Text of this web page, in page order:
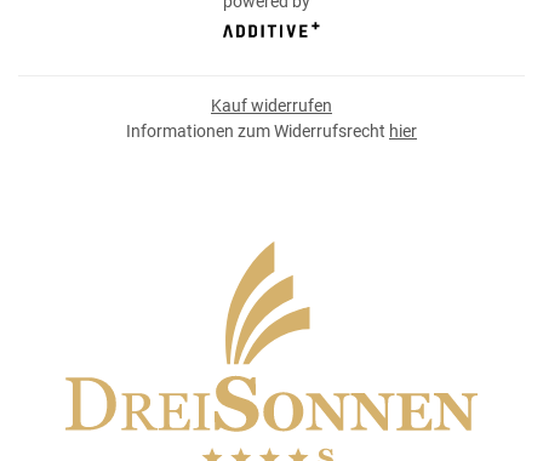
Kauf widerrufen
Informationen zum Widerrufsrecht hier